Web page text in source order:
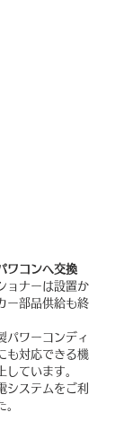
ワコンへ交換
ョナーは設置か
ー部品供給も終
パワーコンディ
も対応できる機
ています。
システムをご利
。